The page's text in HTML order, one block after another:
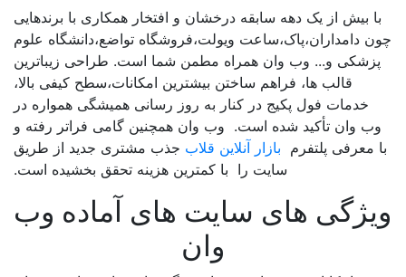
با بیش از یک دهه سابقه درخشان و افتخار همکاری با برندهایی
چون دامداران،پاک،ساعت ویولت،فروشگاه تواضع،دانشگاه علوم
پزشکی و... وب وان همراه مطمن شما است. طراحی زیباترین
قالب ها، فراهم ساختن بیشترین امکانات،سطح کیفی بالا،
خدمات فول پکیج در کنار به روز رسانی همیشگی همواره در
وب وان تأکید شده است. وب وان همچنین گامی فراتر رفته و
با معرفی پلتفرمبازار آنلاین قلابجذب مشتری جدید از طریق
سایت را با کمترین هزینه تحقق بخشیده است.
ویژگی های سایت های آماده وب
وان